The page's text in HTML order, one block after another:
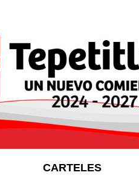
CARTELES